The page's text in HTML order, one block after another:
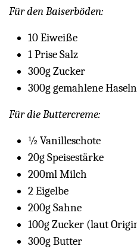
Für den Baiserböden:
10 Eiweiße
1 Prise Salz
300g Zucker
300g gemahlene
Für die Buttercreme:
½ Vanilleschote
20g Speisestärke
200ml Milch
2 Eigelbe
200g Sahne
100g Zucker (laut
300g Butter